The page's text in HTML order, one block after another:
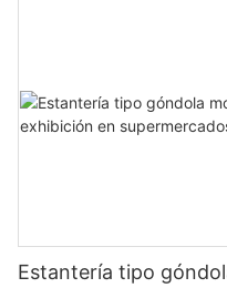
Estantería tipo